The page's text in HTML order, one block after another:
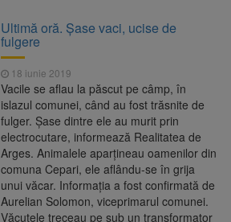
Ultimă oră. Șase vaci, ucise de
fulgere
18 iunie 2019
Vacile se aflau la păscut pe câmp, în
islazul comunei, când au fost trăsnite de
fulger. Șase dintre ele au murit prin
electrocutare, informează Realitatea de
Arges. Animalele aparțineau oamenilor din
comuna Cepari, ele aflându-se în grija
unui văcar. Informația a fost confirmată de
Aurelian Solomon, viceprimarul comunei.
Văcuțele treceau pe sub un transformator